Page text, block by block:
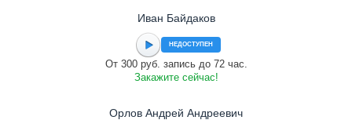
Иван Байдаков
НЕДОСТУПЕН
От 300 руб. запись до 72 час.
Закажите сейчас!
Орлов Андрей Андреевич